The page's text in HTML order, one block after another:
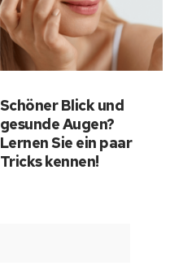
Schöner Blick und
gesunde Augen?
Lernen Sie ein paar
Tricks kennen!